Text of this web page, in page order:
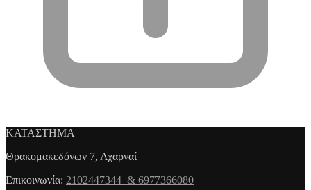
ΚΑΤΑΣΤΗΜΑ
Θρακομακεδόνων 7, Αχαρναί
Επικοινωνία: 2102447344 & 6977366080